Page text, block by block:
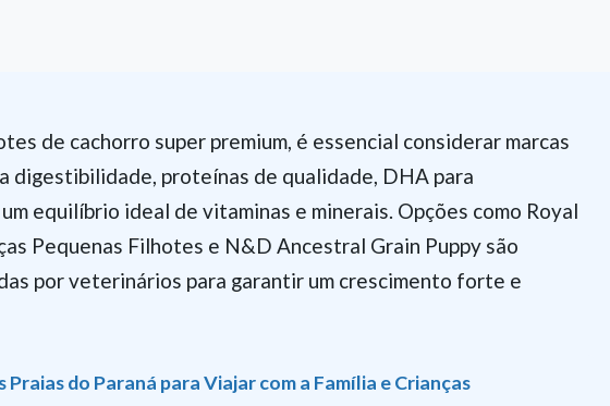
de cachorro super premium, é essencial considerar marcas
digestibilidade, proteínas de qualidade, DHA para
equilíbrio ideal de vitaminas e minerais. Opções como Royal
Pequenas Filhotes e N&D Ancestral Grain Puppy são
por veterinários para garantir um crescimento forte e
Praias do Paraná para Viajar com a Família e Crianças